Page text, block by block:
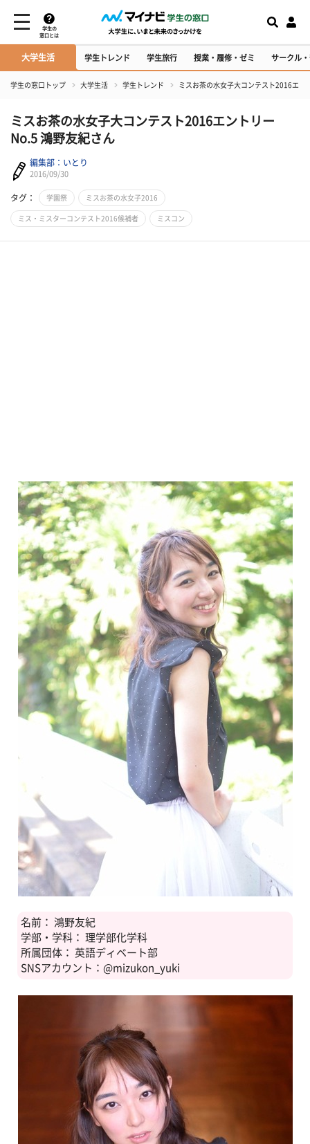
学生の
窓口とは
大学生活 学生トレンド 学生旅行 授業・履修・ゼミ サークル
学生の窓口トップ 大学生活 学生トレンド ミスお茶の水女子大コンテスト2016エン
ミスお茶の水女子大コンテスト2016エントリー
No.5 鴻野友紀さん
編集部：いとり
2016/09/30
タグ： 学園祭 ミスお茶の水女子2016
ミス・ミスターコンテスト2016候補者 ミスコン
名前： 鴻野友紀
学部・学科： 理学部化学科
所属団体： 英語ディベート部
SNSアカウント：@mizukon_yuki